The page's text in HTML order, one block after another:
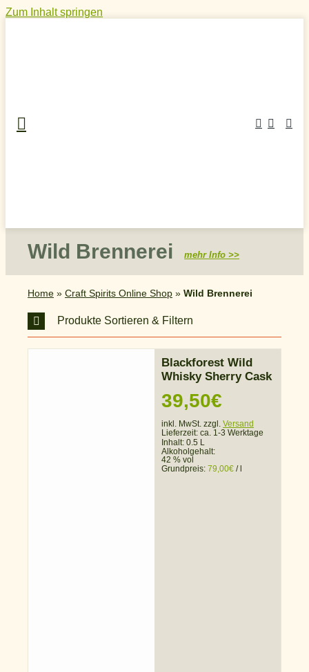
Zum Inhalt springen
Wild Brennerei mehr Info >>
Home» Craft Spirits Online Shop» Wild Brennerei
Produkte Sortieren & Filtern
Blackforest Wild
Whisky Sherry Cask
39,50€
inkl. MwSt. zzgl. Versand
Lieferzeit: ca. 1-3 Werktage
Inhalt: 0.5 L
Alkoholgehalt:
42 % vol
Grundpreis: 79,00€ /